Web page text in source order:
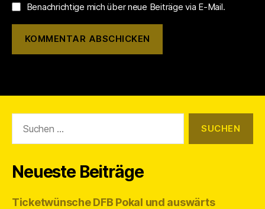
Benachrichtige mich über neue Beiträge via E-Mail.
nach:
Neueste Beiträge
Ticketwünsche DFB Pokal und auswärts